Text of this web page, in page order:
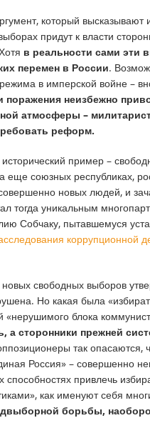
который
придут к власти
в реальности сами эти
перемен в России.
в имперской войне –
поражения неизбежно
атмосферы –
реформ.
пример –
еще союзных республиках,
новых людей, и
тогда уникальным
Собчаку, пытавшемуся
коррупционной
свободных выборов
Но какая была
«нерушимого блока
а сторонники прежней
так опасаются,
Россия» – совершенно
способностях привлечь
как именуют себя
борьбы,